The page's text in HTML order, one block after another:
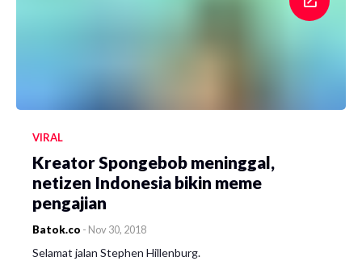
VIRAL
Kreator Spongebob meninggal,
netizen Indonesia bikin meme
pengajian
Batok.co - Nov 30, 2018
Selamat jalan Stephen Hillenburg.